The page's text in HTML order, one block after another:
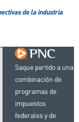
de la industria
Saque partido a una
combinación de
programas de
impuestos
federales y de